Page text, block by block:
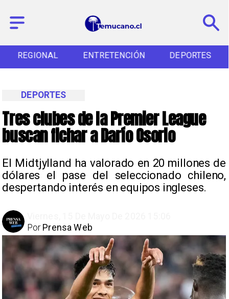
REGIONAL ENTRETENCIÓN DEPORTES
Tres clubes de la Premier League
buscan fichar a Darío Osorio
El Midtjylland ha valorado en 20 millones de
dólares el pase del seleccionado chileno,
despertando interés en equipos ingleses.
DEPORTES
Prensa Web
Por